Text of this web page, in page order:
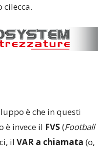
cilecca.
è che in questi
invece il FVS (Football
il VAR a chiamata (o,